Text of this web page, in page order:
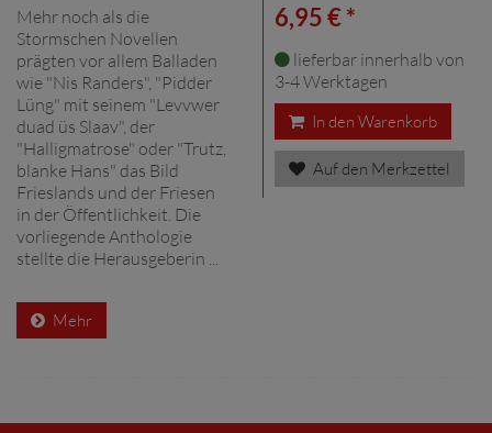
Mehr noch als die
Stormschen Novellen
prägten vor allem Balladen
wie "Nis Randers", "Pidder
Lüng" mit seinem "Levvwer
duad üs Slaav", der
"Halligmatrose" oder "Trutz,
blanke Hans" das Bild
Frieslands und der Friesen
in der Öffentlichkeit. Die
vorliegende Anthologie
stellte die Herausgeberin ...
Mehr
6,95 € *
lieferbar innerhalb von
3-4 Werktagen
In den Warenkorb
Auf den Merkzettel